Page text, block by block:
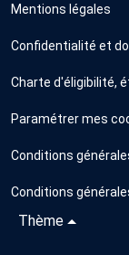
Mentions légales
Confidentialité et
Charte d'éligibilité,
Paramétrer mes
Conditions
Conditions
Thème